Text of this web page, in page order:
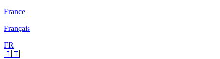
France
Français
FR
🇮🇹